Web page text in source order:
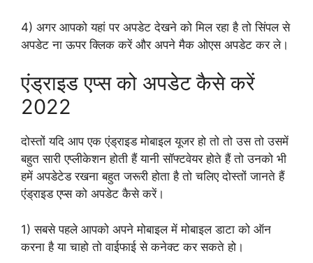
4) अगर आपको यहां पर अपडेट देखने को मिल रहा है तो सिंपल से
अपडेट ना ऊपर क्लिक करें और अपने मैक ओएस अपडेट कर ले।
एंड्राइड एप्स को अपडेट कैसे करें
2022
दोस्तों यदि आप एक एंड्राइड मोबाइल यूजर हो तो तो उस तो उसमें
बहुत सारी एप्लीकेशन होती हैं यानी सॉफ्टवेयर होते हैं तो उनको भी
हमें अपडेटेड रखना बहुत जरूरी होता है तो चलिए दोस्तों जानते हैं
एंड्राइड एप्स को अपडेट कैसे करें।
1) सबसे पहले आपको अपने मोबाइल में मोबाइल डाटा को ऑन
करना है या चाहो तो वाईफाई से कनेक्ट कर सकते हो।